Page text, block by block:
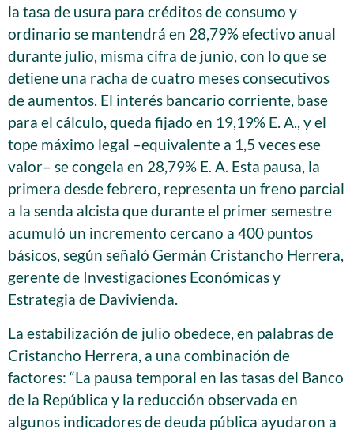
la tasa de usura para créditos de consumo y
ordinario se mantendrá en 28,79% efectivo anual
durante julio, misma cifra de junio, con lo que se
detiene una racha de cuatro meses consecutivos
de aumentos. El interés bancario corriente, base
para el cálculo, queda fijado en 19,19% E. A., y el
tope máximo legal –equivalente a 1,5 veces ese
valor– se congela en 28,79% E. A. Esta pausa, la
primera desde febrero, representa un freno parcial
a la senda alcista que durante el primer semestre
acumuló un incremento cercano a 400 puntos
básicos, según señaló Germán Cristancho Herrera,
gerente de Investigaciones Económicas y
Estrategia de Davivienda.
La estabilización de julio obedece, en palabras de
Cristancho Herrera, a una combinación de
factores: “La pausa temporal en las tasas del Banco
de la República y la reducción observada en
algunos indicadores de deuda pública ayudaron a